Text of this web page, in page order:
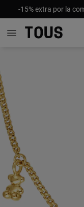
-15% extra por la